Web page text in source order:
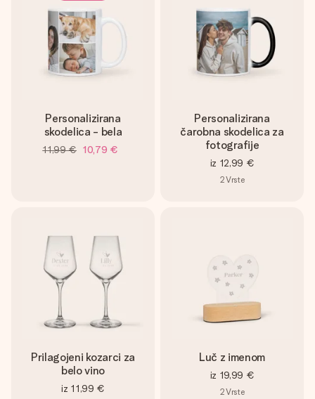
Personalizirana
skodelica - bela
11,99 € 10,79 €
Personalizirana
čarobna skodelica za
fotografije
iz 12,99 €
2Vrste
Prilagojeni kozarci za
belo vino
iz 11,99 €
Luč z imenom
iz 19,99 €
2Vrste